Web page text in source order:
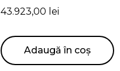
R410A 16kw cu boiler
43.923,00 lei
Adaugă în coș